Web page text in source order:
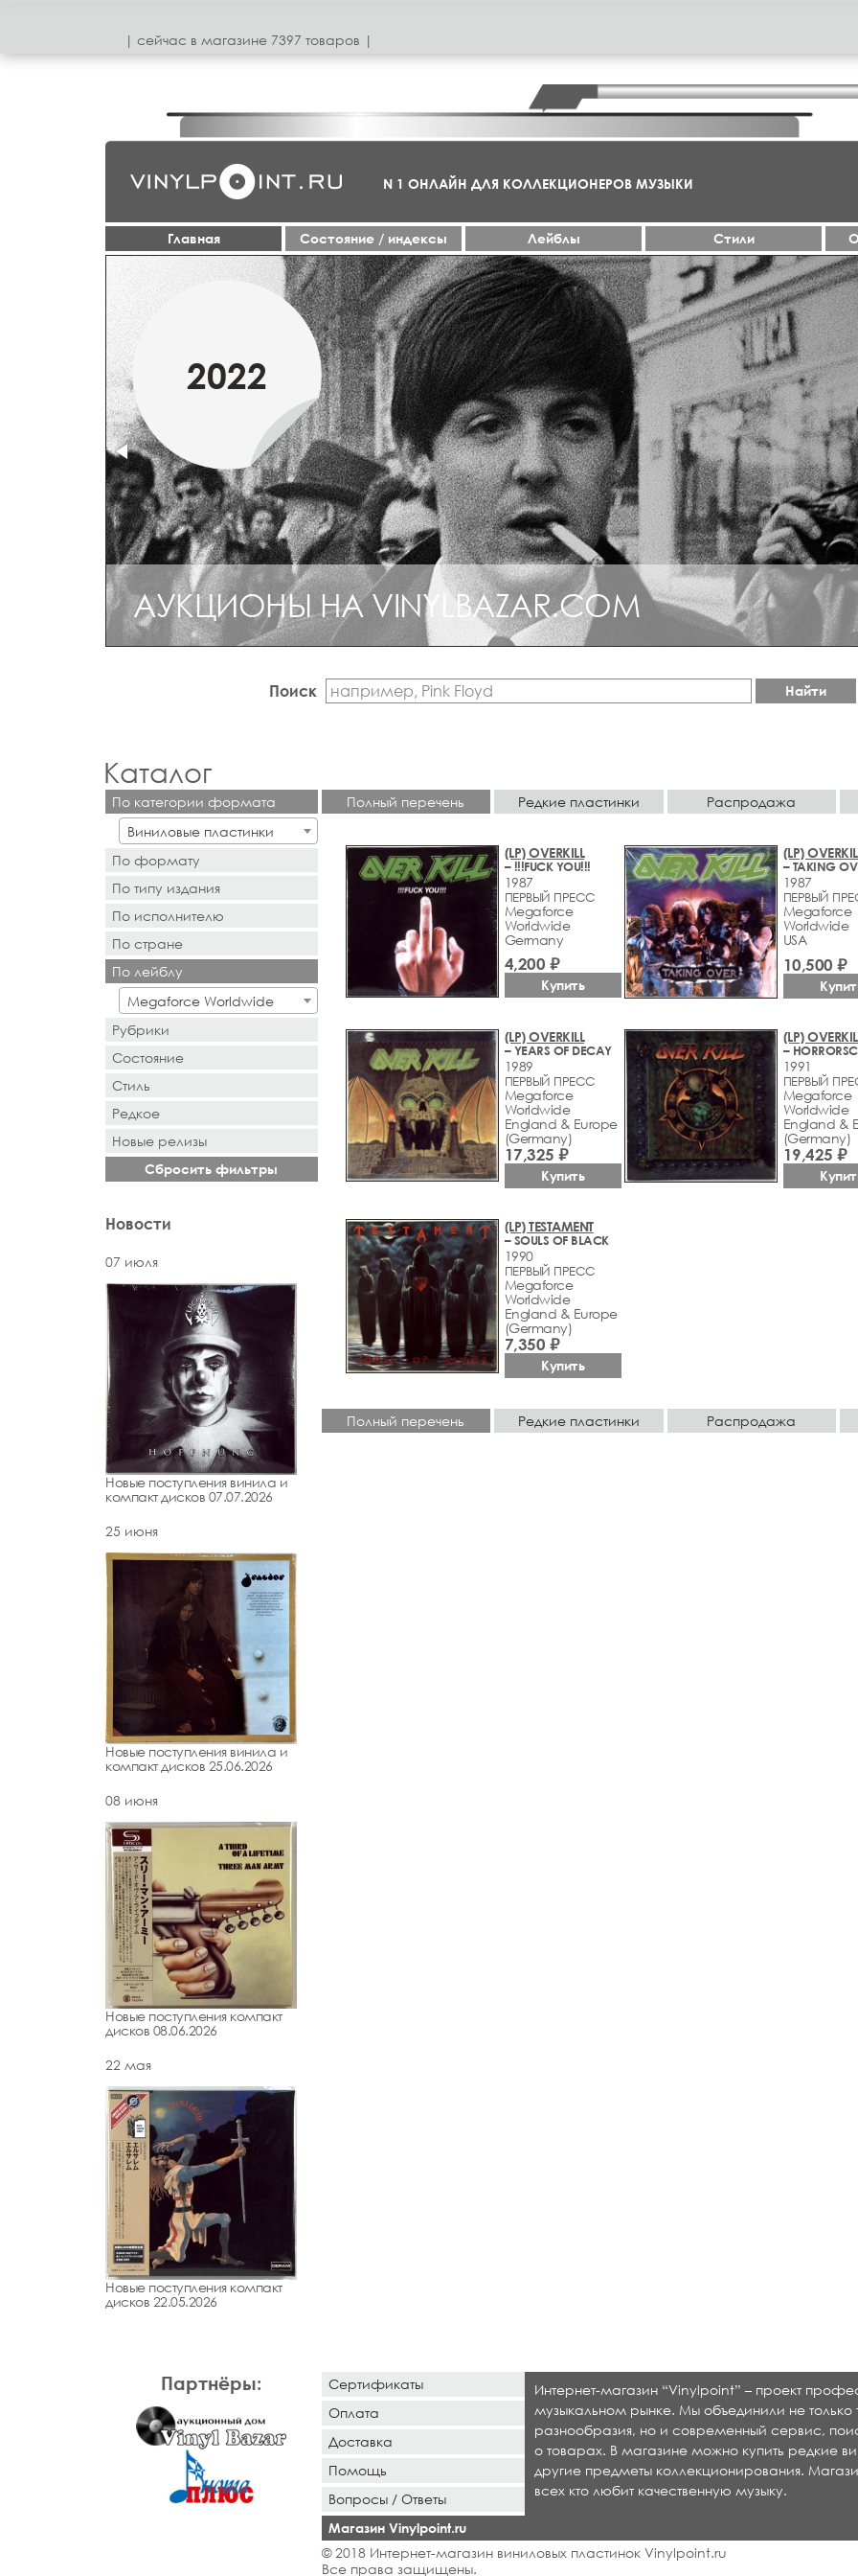
| сeйчас в магазинe 7397 товаров |
N 1 ОНЛАЙН ДЛЯ КОЛЛЕКЦИОНЕРОВ МУЗЫКИ
Главная Cостояние / индексы Лейблы Стили
МАРТ
2019
2022
АУКЦИОНЫ НА VINYLBAZAR.COM
Поиск Найти
Каталог
По категории формата
Виниловые пластинки
По формату
- Выбор -
По типу издания
- Выбор -
По исполнителю
- Поиск или выбор -
По стране
- Поиск или выбор -
По лейблу
Megaforce Worldwide
Рубрики
Состояние
Стиль
Редкое
Новыe рeлизы
Сбросить фильтры
Новости
07 июля
Новые поступления винила и
компакт дисков 07.07.2026
25 июня
Новые поступления винила и
компакт дисков 25.06.2026
08 июня
Новые поступления компакт
дисков 08.06.2026
22 мая
Новые поступления компакт
дисков 22.05.2026
Полный перечень Редкие пластинки Распродажа
(LP) OVERKILL
– !!!FUCK YOU!!!
1987
ПЕРВЫЙ ПРЕСС
Megaforce
Worldwide
Germany
4,200 ₽
Купить
(LP)
– TAKING
1987
ПЕРВЫЙ
Megaforce
Worldwide
USA
10,500 ₽
(LP) OVERKILL
– YEARS OF DECAY
1989
ПЕРВЫЙ ПРЕСС
Megaforce
Worldwide
England & Europe
(Germany)
17,325 ₽
Купить
(LP)
–
1991
ПЕРВЫЙ
Megaforce
Worldwide
England &
(Germany)
19,425 ₽
(LP) TESTAMENT
– SOULS OF BLACK
1990
ПЕРВЫЙ ПРЕСС
Megaforce
Worldwide
England & Europe
(Germany)
7,350 ₽
Купить
Полный перечень Редкие пластинки Распродажа
Партнёры:
Сертификаты
Оплата
Доставка
Помощь
Вопросы / Ответы
Магазин Vinylpoint.ru
Интернет-магазин “Vinylpoint” – проект
музыкальном рынке. Мы объединили не только
разнообразия, но и современный сервис,
о товарах. В магазине можно купить редкие
другие предметы коллекционирования.
всех кто любит качественную музыку.
© 2018 Интернет-магазин виниловых пластинок Vinylpoint.ru
Все права защищены.